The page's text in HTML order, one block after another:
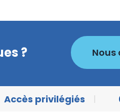
?
Accès privilégiés